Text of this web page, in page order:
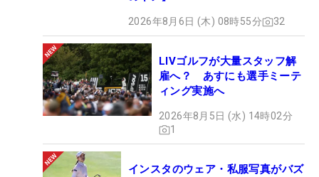
2026年8月6日 (木) 08時55分 32
LIVゴルフが大量スタッフ解
雇へ？ あすにも選手ミーテ
ィング実施へ
2026年8月5日 (水) 14時02分
1
インスタのウェア・私服写真がバズ